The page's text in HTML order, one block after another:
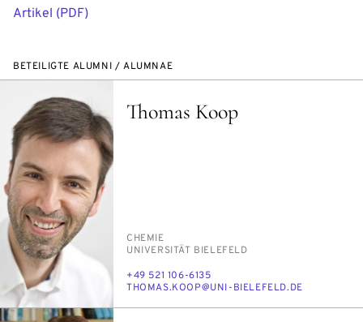
Artikel (PDF)
BETEILIGTE ALUMNI / ALUMNAE
Thomas Koop
PERSON_RESEARCH_SUBJECT
CHE­MIE
INSTITUTION
UNI­VER­SI­TÄT BIE­LE­FELD
TELEFON
+49 521 106-6135
E-
THO­MAS.KO­OP@UNI-BIE­LE­FELD.DE